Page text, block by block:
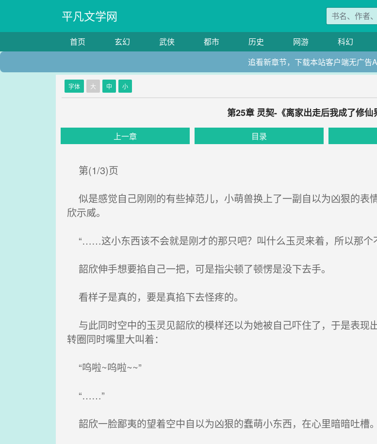
平凡文学网
首页 玄幻 武侠 都市 历史 网游 科幻
追看新章节，下载本站客户端无广告
字体 大 中 小
第25章 灵契-《离家出走后我成了修仙
上一章 目录
第(1/3)页
似是感觉自己刚刚的有些掉范儿，小萌兽换上了一副自以为凶狠的表
欣示威。
“……这小东西该不会就是刚才的那只吧？叫什么玉灵来着，所以那个
韶欣伸手想要掐自己一把，可是指尖顿了顿愣是没下去手。
看样子是真的，要是真掐下去怪疼的。
与此同时空中的玉灵见韶欣的模样还以为她被自己吓住了，于是表现
转圈同时嘴里大叫着：
“呜啦~呜啦~~”
“……”
韶欣一脸鄙夷的望着空中自以为凶狠的蠢萌小东西，在心里暗暗吐槽。